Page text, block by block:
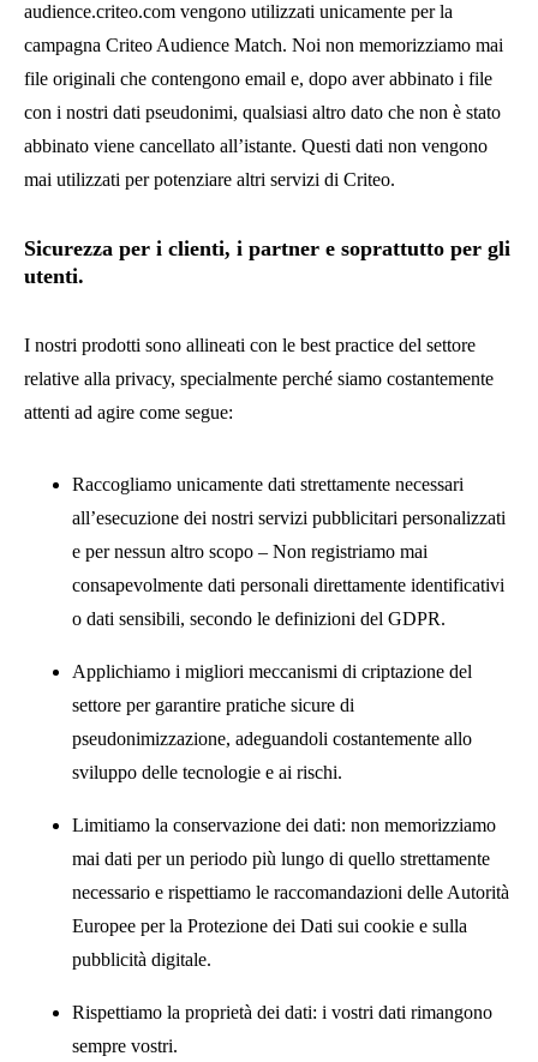
audience.criteo.com vengono utilizzati unicamente per la
campagna Criteo Audience Match. Noi non memorizziamo mai
file originali che contengono email e, dopo aver abbinato i file
con i nostri dati pseudonimi, qualsiasi altro dato che non è stato
abbinato viene cancellato all’istante. Questi dati non vengono
mai utilizzati per potenziare altri servizi di Criteo.
Sicurezza per i clienti, i partner e soprattutto per gli
utenti.
I nostri prodotti sono allineati con le best practice del settore
relative alla privacy, specialmente perché siamo costantemente
attenti ad agire come segue:
Raccogliamo unicamente dati strettamente necessari
all’esecuzione dei nostri servizi pubblicitari personalizzati
e per nessun altro scopo – Non registriamo mai
consapevolmente dati personali direttamente identificativi
o dati sensibili, secondo le definizioni del GDPR.
Applichiamo i migliori meccanismi di criptazione del
settore per garantire pratiche sicure di
pseudonimizzazione, adeguandoli costantemente allo
sviluppo delle tecnologie e ai rischi.
Limitiamo la conservazione dei dati: non memorizziamo
mai dati per un periodo più lungo di quello strettamente
necessario e rispettiamo le raccomandazioni delle Autorità
Europee per la Protezione dei Dati sui cookie e sulla
pubblicità digitale.
Rispettiamo la proprietà dei dati: i vostri dati rimangono
sempre vostri.